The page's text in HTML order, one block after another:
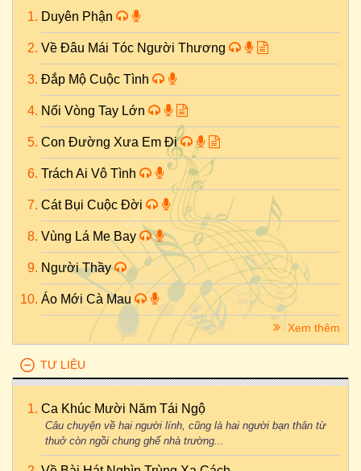
Duyên Phận
Về Đâu Mái Tóc Người Thương
Đắp Mộ Cuộc Tình
Nối Vòng Tay Lớn
Con Đường Xưa Em Đi
Trách Ai Vô Tình
Cát Bụi Cuộc Đời
Vùng Lá Me Bay
Người Thầy
Áo Mới Cà Mau
Xem thêm
TƯ LIỆU
Ca Khúc Mười Năm Tái Ngộ
Câu chuyện về hai người lính, cũng là hai người bạn thân từ
thuở còn ngồi chung ghế nhà trường...